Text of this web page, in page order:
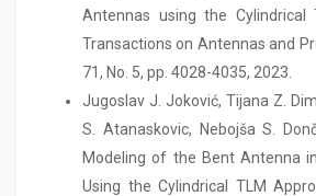
Antennas using the Cylindrical
Transactions on Antennas and
71, No. 5, pp. 4028-4035, 2023.
Jugoslav J. Joković, Tijana Z.
S. Atanaskovic, Nebojša S.
Modeling of the Bent Antenna
Using the Cylindrical TLM